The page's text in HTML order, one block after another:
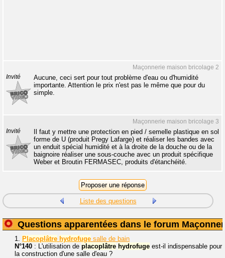
Maçonnerie maison bricolage 2
Invité
Aucune, ceci sert pour tout problème d'eau ou d'humidité
importante. Attention le prix n'est pas le même que pour du
simple.
Maçonnerie maison bricolage 3
Invité
Il faut y mettre une protection en pied / semelle plastique en sol
forme de U (produit Pregy Lafarge) et réaliser les bandes avec
un enduit spécial humidité et à la droite de la douche ou de la
baignoire réaliser une sous-couche avec un produit spécifique
Weber et Broutin FERMASEC, produits d'étanchéité.
Liste des questions
Questions apparentées dans le forum
1. Placoplâtre hydrofuge salle de bain
N°140 : L'utilisation de placoplâtre hydrofuge est-il indispensable pour
la construction d'une salle d'eau ?